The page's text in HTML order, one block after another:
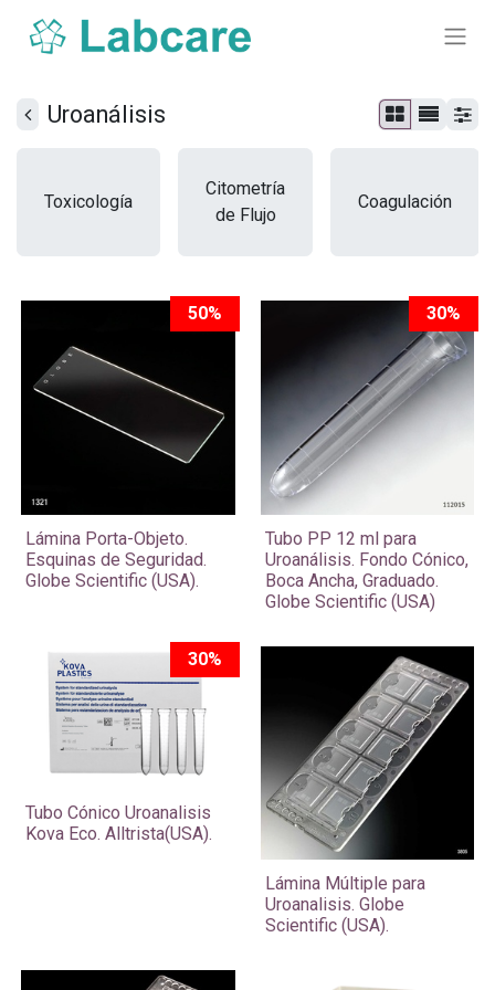
Uroanálisis
Toxicología
Citometría
de Flujo
Coagulación
​Lámina Porta-Objeto.
Esquinas de Seguridad.
Globe Scientific (USA).
50%
Tubo PP 12 ml para
Uroanálisis. Fondo Cónico,
Boca Ancha, Graduado.
Globe Scientific (USA)
30%
Tubo Cónico Uroanalisis
Kova Eco. Alltrista(USA).
30%
Lámina Múltiple para
Uroanalisis. Globe
Scientific (USA).